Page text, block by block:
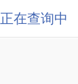
正在查询中